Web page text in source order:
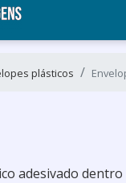
plásticos
adesivado dentro